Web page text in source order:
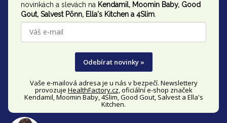
novinkách a slevách na Kendamil, Moomin Baby, Good
Gout, Salvest Põnn, Ella's Kitchen a 4Slim.
Odebírat novinky »
Vaše e-mailová adresa je u nás v bezpečí. Newslettery
provozuje HealthFactory.cz, oficiálníe-shop značek
Kendamil, Moomin Baby, 4Slim, Good Gout, Salvest a Ella's
Kitchen.